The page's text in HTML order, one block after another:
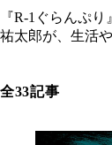
『R-1ぐらんぷ
祐太郎が、生活
全33記事